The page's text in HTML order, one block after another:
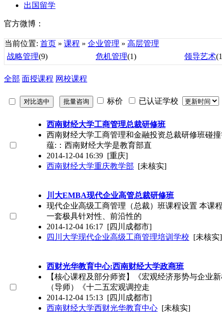
出国留学
官方微博：
当前位置: 首页 » 课程 » 企业管理 » 高层管理
战略管理(9) 危机管理(1) 领导艺术
全部 面授课程 网校课程
标价 已认证学校
西南财经大学工商管理总裁研修班
西南财经大学工商管理和金融投资总裁研修班碰
蕴:：西南财经大学是教育部直
2014-12-04 16:39 [重庆]
西南财经大学重庆教学部 [未核实]
川大EMBA现代企业高管总裁研修班
现代企业高级工商管理（总裁）班课程设置 本课
一套极具针对性、前沿性的
2014-12-04 16:17 [四川成都市]
四川大学现代企业高级工商管理培训学校 [未核实]
西财光华教育中心:西南财经大学政商班
【核心课程及部分师资】《宏观经济形势与企业
（导师）《十二五宏观调控走
2014-12-04 15:13 [四川成都市]
西南财经大学西财光华教育中心 [未核实]